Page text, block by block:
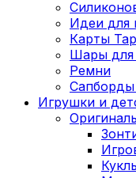
Идеи для
Карты
Шары для
Ремни
Игрушки и